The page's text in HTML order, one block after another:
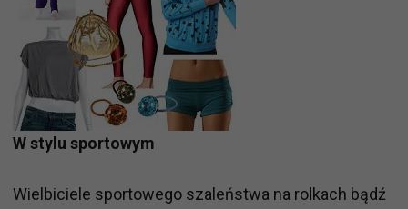
W stylu sportowym
Wielbiciele sportowego szaleństwa na rolkach bądź